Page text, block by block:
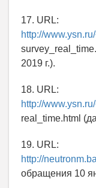
17. URL:
http://
2019 г.).
18. URL:
http://
real_time.html
19. URL:
http://
обращения 10